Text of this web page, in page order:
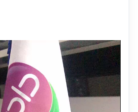
نمایشگر
ویدیو